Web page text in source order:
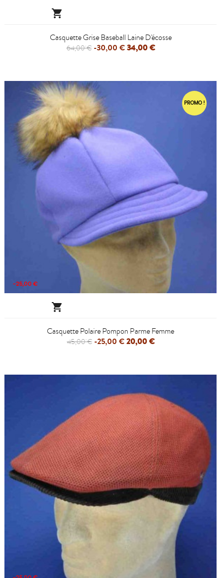

Casquette Grise Baseball Laine D'écosse
64,00 € -30,00 €34,00 €
PROMO !
-25,00 €

Casquette Polaire Pompon Parme Femme
45,00 € -25,00 €20,00 €